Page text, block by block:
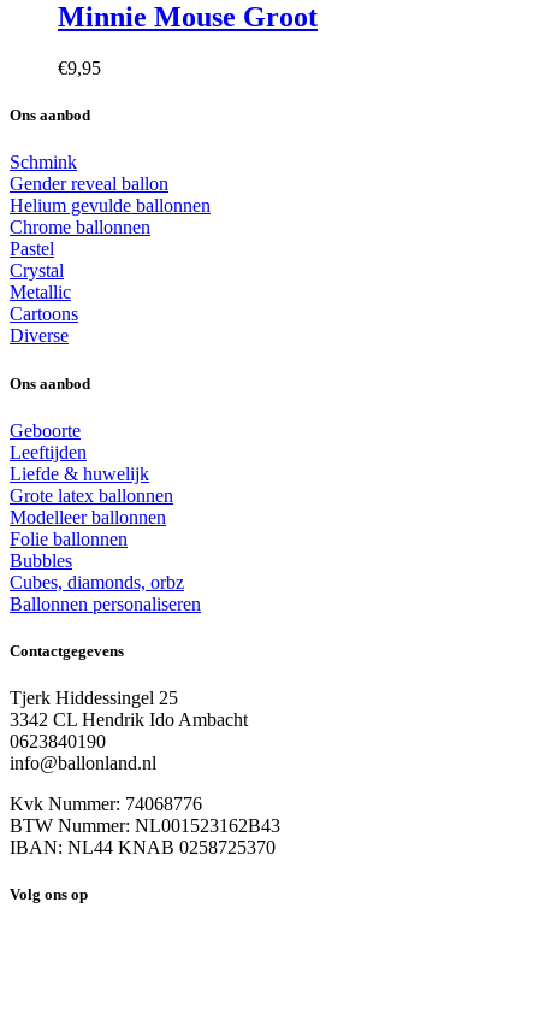
Minnie Mouse Groot
€9,95
Ons aanbod
Schmink
Gender reveal ballon
Helium gevulde ballonnen
Chrome ballonnen
Pastel
Crystal
Metallic
Cartoons
Diverse
Ons aanbod
Geboorte
Leeftijden
Liefde & huwelijk
Grote latex ballonnen
Modelleer ballonnen
Folie ballonnen
Bubbles
Cubes, diamonds, orbz
Ballonnen personaliseren
Contactgegevens
Tjerk Hiddessingel 25
3342 CL Hendrik Ido Ambacht
0623840190
info@ballonland.nl
Kvk Nummer: 74068776
BTW Nummer: NL001523162B43
IBAN: NL44 KNAB 0258725370
Volg ons op